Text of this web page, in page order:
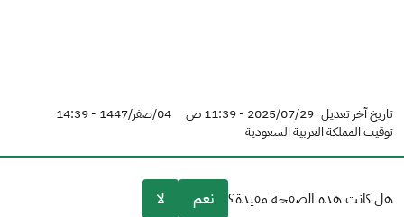
تاريخ آخر تعديل 2025/07/29 - 11:39 ص
04/صفر/1447 - 14:39
توقيت المملكة العربية السعودية
هل كانت هذه الصفحة مفيدة؟ نعم لا